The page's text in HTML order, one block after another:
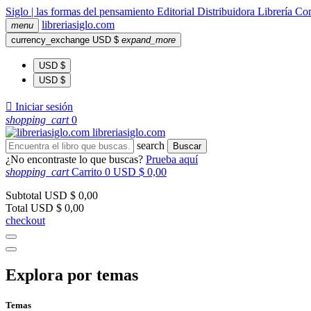
Siglo | las formas del pensamiento Editorial Distribuidora Librería
menu libreriasiglo.com
currency_exchange USD $ expand_more
USD $
USD $
 Iniciar sesión
shopping_cart 0
libreriasiglo.com
search
Buscar
¿No encontraste lo que buscas? Prueba aquí
shopping_cart Carrito 0 USD $ 0,00
Subtotal USD $ 0,00
Total USD $ 0,00
checkout
Explora por temas
Temas